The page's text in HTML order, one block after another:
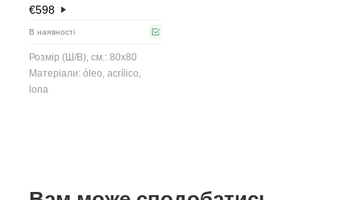
€598
В наявності
Розмір (Ш/В), см.: 80x80
Матеріали: óleo, acrílico,
lona